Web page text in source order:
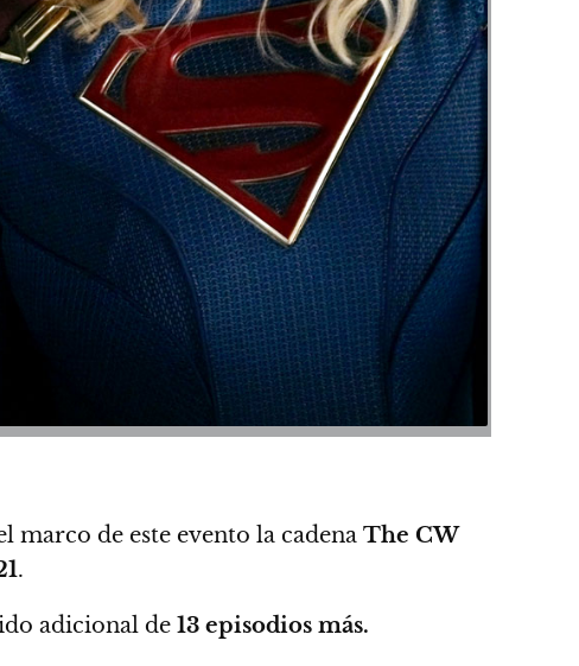
marco de este evento la cadena The CW
.
adicional de 13 episodios más.